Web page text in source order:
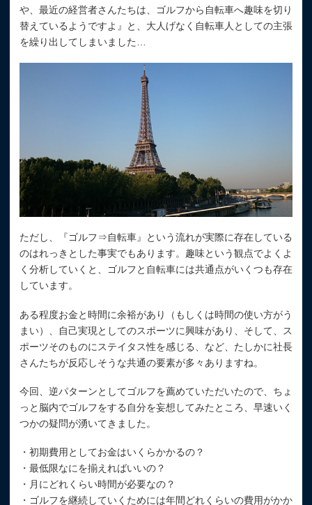
や、最近の経営者さんたちは、ゴルフから自転車へ趣味を切り
替えているようですよ』と、大人げなく自転車人としての主張
を繰り出してしまいました…
ただし、『ゴルフ⇒自転車』という流れが実際に存在している
のはれっきとした事実でもあります。趣味という観点でよくよ
く分析していくと、ゴルフと自転車には共通点がいくつも存在
しています。
ある程度お金と時間に余裕があり（もしくは時間の使い方がう
まい）、自己実現としてのスポーツに興味があり、そして、ス
ポーツそのものにステイタス性を感じる、など、たしかに社長
さんたちが反応しそうな共通の要素が多々ありますね。
今回、逆パターンとしてゴルフを薦めていただいたので、ちょ
っと脳内でゴルフをする自分を妄想してみたところ、早速いく
つかの疑問が湧いてきました。
・初期費用としてお金はいくらかかるの？
・最低限なにを揃えればいいの？
・月にどれくらい時間が必要なの？
・ゴルフを継続していくためには年間どれくらいの費用がかか